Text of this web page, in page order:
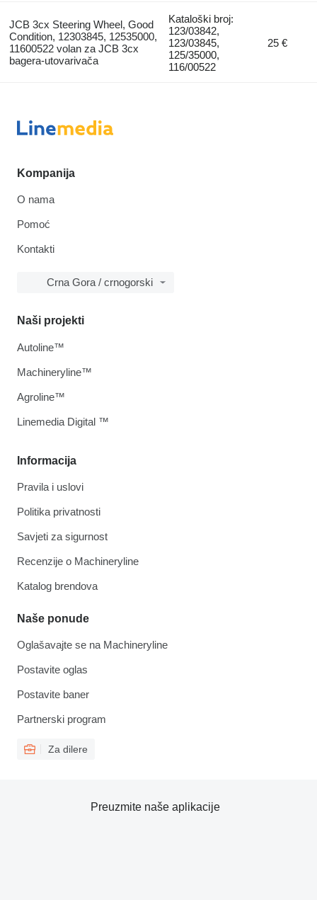
JCB 3cx Steering Wheel, Good
Condition, 12303845, 12535000,
11600522 volan za JCB 3cx
bagerа-utovarivačа
Kataloški broj:
123/03842,
123/03845,
125/35000,
116/00522
25 €
Kompanija
O nama
Pomoć
Kontakti
Crna Gora / crnogorski
Informacija
Pravila i uslovi
Politika privatnosti
Savjeti za sigurnost
Recenzije o Machineryline
Katalog brendova
Naše ponude
Oglašavajte se na Machineryline
Postavite oglas
Postavite baner
Partnerski program
Za dilere
Naši projekti
Autoline™
Machineryline™
Agroline™
Linemedia Digital ™
Preuzmite naše aplikacije